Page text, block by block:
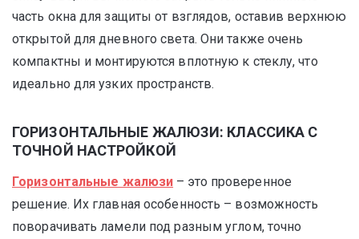
часть окна для защиты от взглядов, оставив верхнюю
открытой для дневного света. Они также очень
компактны и монтируются вплотную к стеклу, что
идеально для узких пространств.
ГОРИЗОНТАЛЬНЫЕ ЖАЛЮЗИ: КЛАССИКА С
ТОЧНОЙ НАСТРОЙКОЙ
Горизонтальные жалюзи – это проверенное
решение. Их главная особенность – возможность
поворачивать ламели под разным углом, точно